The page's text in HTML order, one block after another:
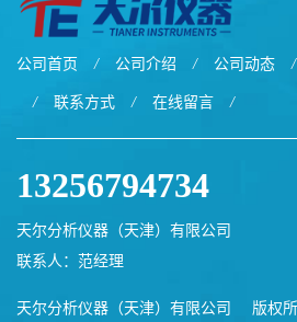
公司首页 / 公司介绍 / 公司动态 /
/ 联系方式 / 在线留言 /
13256794734
天尔分析仪器（天津）有限公司
联系人：范经理
天尔分析仪器（天津）有限公司 版权